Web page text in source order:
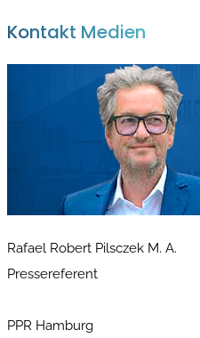
Kontakt Medien
Rafael Robert Pilsczek M. A.
Pressereferent
PPR Hamburg